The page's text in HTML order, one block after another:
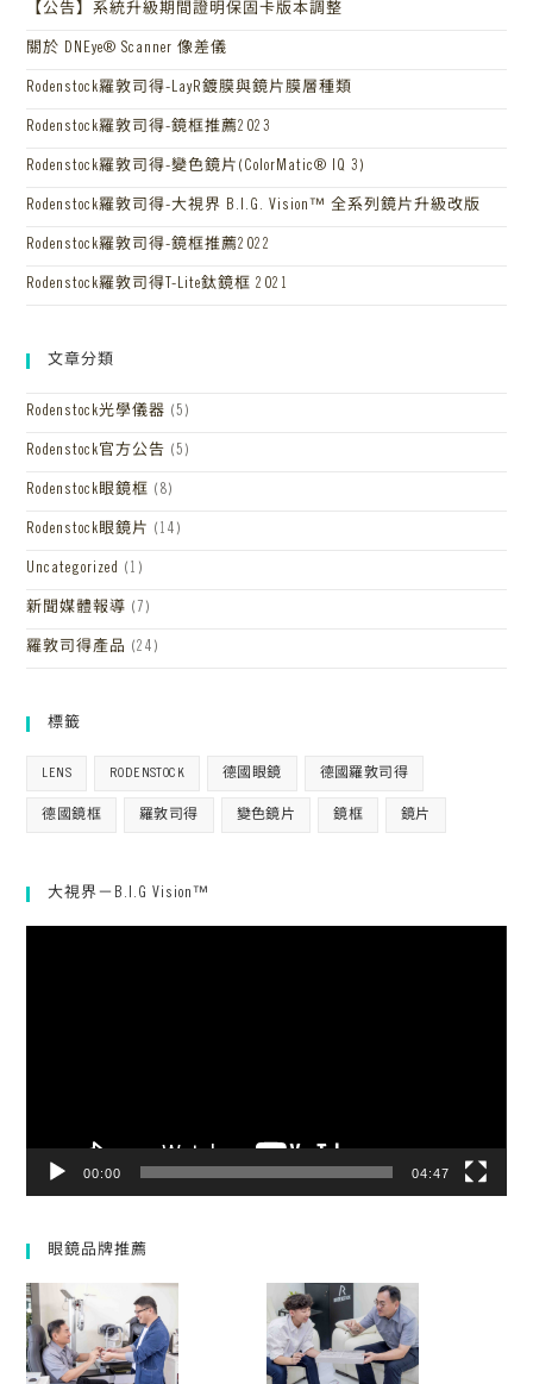
【公告】系統升級期間證明保固卡版本調整
關於 DNEye® Scanner 像差儀
Rodenstock羅敦司得-LayR鍍膜與鏡片膜層種類
Rodenstock羅敦司得-鏡框推薦2023
Rodenstock羅敦司得-變色鏡片(ColorMatic® IQ 3)
Rodenstock羅敦司得-大視界 B.I.G. Vision™ 全系列鏡片升級改版
Rodenstock羅敦司得-鏡框推薦2022
Rodenstock羅敦司得T-Lite鈦鏡框 2021
文章分類
Rodenstock光學儀器 (5)
Rodenstock官方公告 (5)
Rodenstock眼鏡框 (8)
Rodenstock眼鏡片 (14)
Uncategorized (1)
新聞媒體報導 (7)
羅敦司得產品 (24)
標籤
LENS RODENSTOCK 德國眼鏡 德國羅敦司得
德國鏡框 羅敦司得 變色鏡片 鏡框 鏡片
大視界－B.I.G Vision™
00:00 04:47
眼鏡品牌推薦